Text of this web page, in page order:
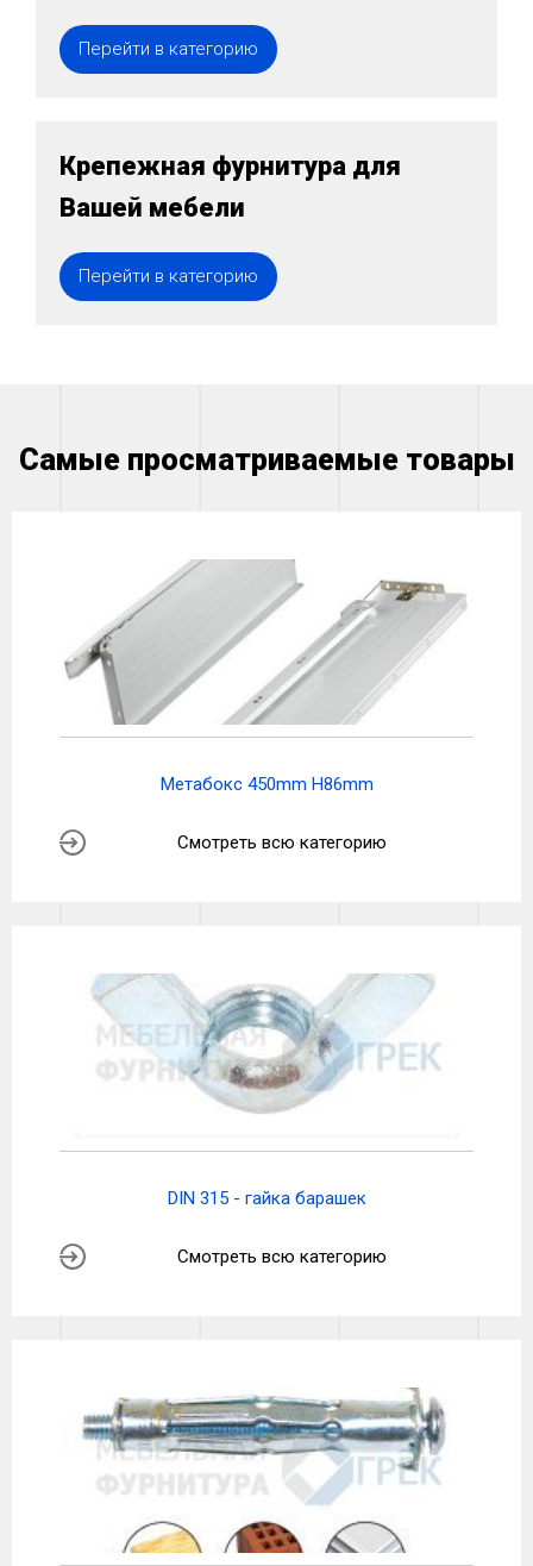
Перейти в категорию
Крепежная фурнитура для
Вашей мебели
Перейти в категорию
Самые просматриваемые товары
Метабокс 450mm H86mm
Смотреть всю категорию
DIN 315 - гайка барашек
Смотреть всю категорию